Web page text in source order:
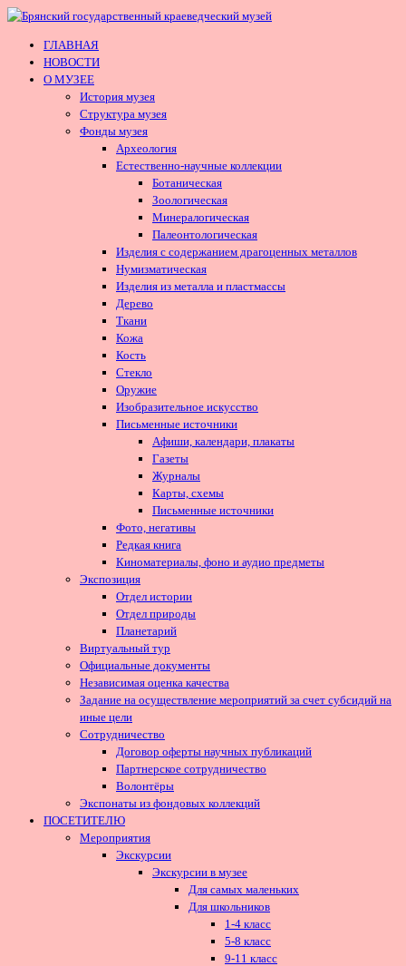
ГЛАВНАЯ
НОВОСТИ
О МУЗЕЕ
История музея
Структура музея
Фонды музея
Археология
Естественно-научные коллекции
Ботаническая
Зоологическая
Минералогическая
Палеонтологическая
Изделия с содержанием драгоценных металлов
Нумизматическая
Изделия из металла и пластмассы
Дерево
Ткани
Кожа
Кость
Стекло
Оружие
Изобразительное искусство
Письменные источники
Афиши, календари, плакаты
Газеты
Журналы
Карты, схемы
Письменные источники
Фото, негативы
Редкая книга
Киноматериалы, фоно и аудио предметы
Экспозиция
Отдел истории
Отдел природы
Планетарий
Виртуальный тур
Официальные документы
Независимая оценка качества
Задание на осуществление мероприятий за счет субсидий на
иные цели
Сотрудничество
Договор оферты научных публикаций
Партнерское сотрудничество
Волонтёры
Экспонаты из фондовых коллекций
ПОСЕТИТЕЛЮ
Мероприятия
Экскурсии
Экскурсии в музее
Для самых маленьких
Для школьников
1-4 класс
5-8 класс
9-11 класс